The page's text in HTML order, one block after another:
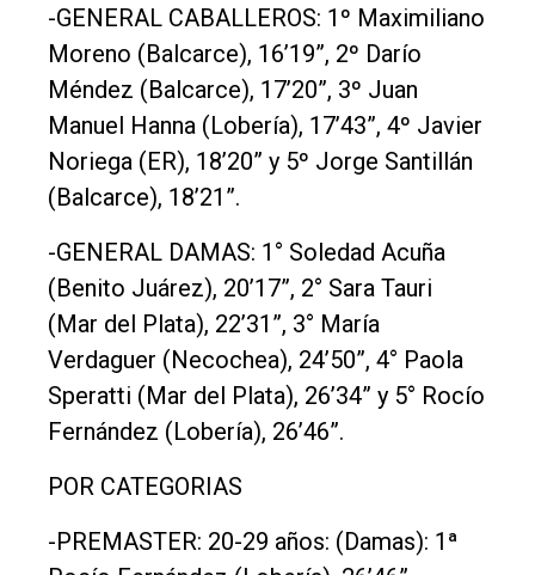
-GENERAL CABALLEROS: 1º Maximiliano
Moreno (Balcarce), 16’19”, 2º Darío
Méndez (Balcarce), 17’20”, 3º Juan
Manuel Hanna (Lobería), 17’43”, 4º Javier
Noriega (ER), 18’20” y 5º Jorge Santillán
(Balcarce), 18’21”.
-GENERAL DAMAS: 1° Soledad Acuña
(Benito Juárez), 20’17”, 2° Sara Tauri
(Mar del Plata), 22’31”, 3° María
Verdaguer (Necochea), 24’50”, 4° Paola
Speratti (Mar del Plata), 26’34” y 5° Rocío
Fernández (Lobería), 26’46”.
POR CATEGORIAS
-PREMASTER: 20-29 años: (Damas): 1ª